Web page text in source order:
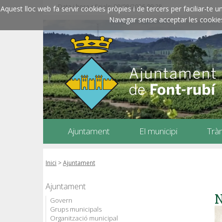
Aquest lloc web fa servir cookies pròpies i de tercers per faciliar-te
Navegar sense acceptar les
Data i hora oficials: 09/08/2026 09:28
Ajuntament El municipi
Inici >Ajuntament
Ajuntament
Govern
Grups municipals
Organització municipal